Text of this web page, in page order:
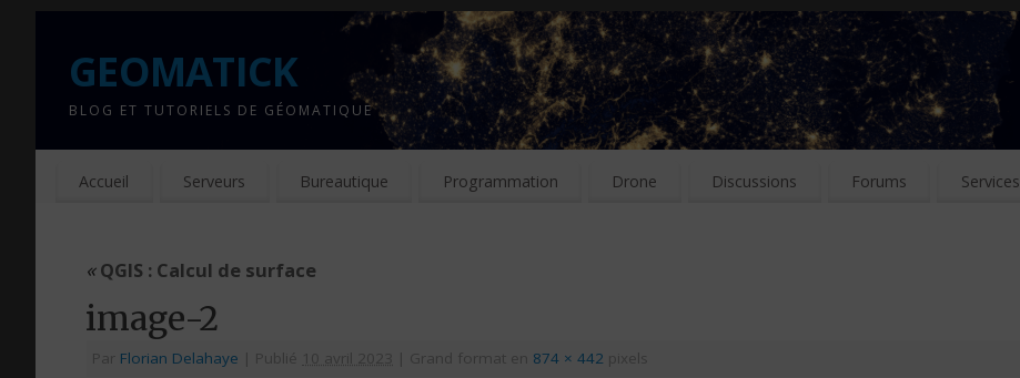
GEOMATICK
BLOG ET TUTORIELS DE GÉOMATIQUE
Accueil Serveurs Bureautique Programmation Drone Discussions Forums Services
«QGIS : Calcul de surface
image-2
Par Florian Delahaye | Publié 10 avril 2023 | Grand format en 874 × 442 pixels